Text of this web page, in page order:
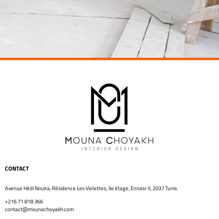
CONTACT
Avenue Hédi Nouira, Résidence Les Violettes, 3e étage, Ennasr II, 2037 Tunis
+216 71 818 366
contact@mounachoyakh.com